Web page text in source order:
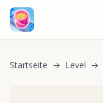
Startseite → Level →